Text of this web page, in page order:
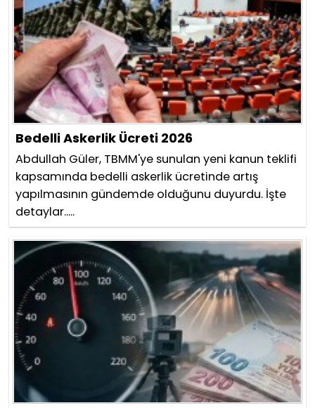
Bedelli Askerlik Ücreti 2026
Abdullah Güler, TBMM'ye sunulan yeni kanun teklifi
kapsamında bedelli askerlik ücretinde artış
yapılmasının gündemde olduğunu duyurdu. İşte
detaylar.....